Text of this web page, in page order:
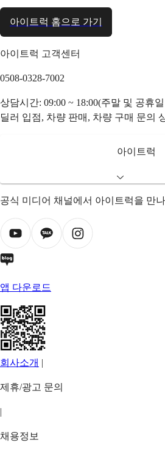
아이트럭 홈으로 가기
아이트럭 고객센터
0508-0328-7002
상담시간: 09:00 ~ 18:00(주말 및 공휴
딜러 입점, 차량 판매, 차량 구매 문의
아이트럭
공식 미디어 채널에서 아이트럭을 만
앱 다운로드
회사소개 |
제휴/광고 문의
|
채용정보